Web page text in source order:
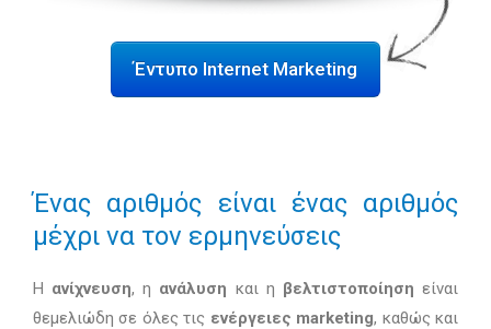
Έντυπο Internet Marketing
Ένας αριθμός είναι ένας αριθμός
μέχρι να τον ερμηνεύσεις
Η ανίχνευση, η ανάλυση και η βελτιστοποίηση είναι
θεμελιώδη σε όλες τις ενέργειες marketing, καθώς και